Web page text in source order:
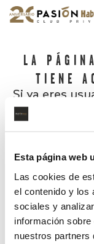
Esta página web
Las cookies de
el contenido y los
sociales y
información
nuestros partners
LA
TIENE
Si ya eres
¿Has olvidado tu